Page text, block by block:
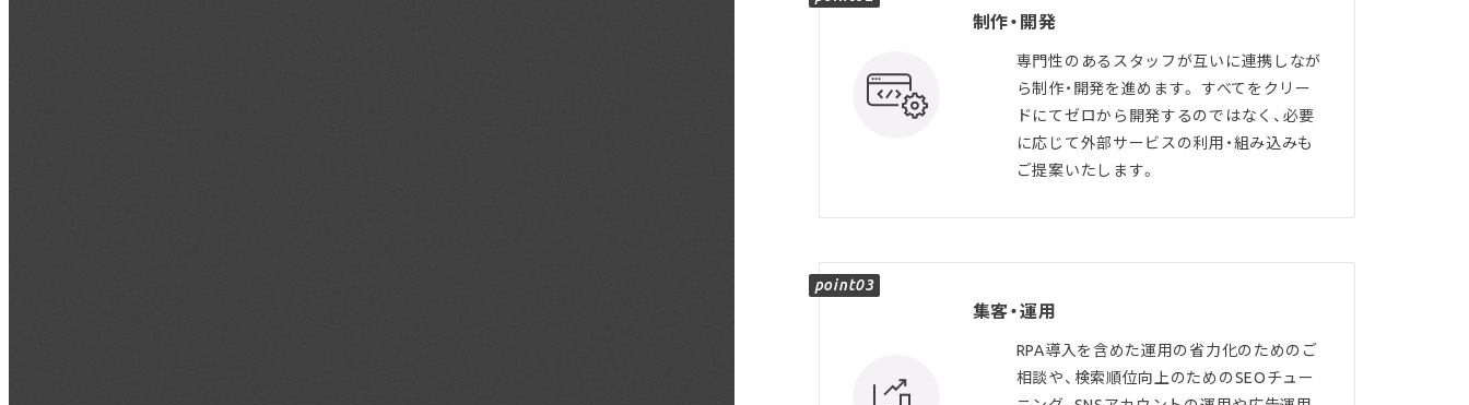
制作・開発
専門性のあるスタッフが互いに連携しなが
ら制作・開発を進めます。 すべてをクリー
ドにてゼロから開発するのではなく、必要
に応じて外部サービスの利用・組み込みも
ご提案いたします。
集客・運用
RPA導入を含めた運用の省力化のためのご
相談や、検索順位向上のためのSEOチュー